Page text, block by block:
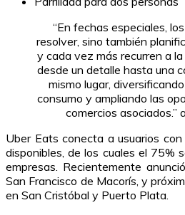
“En fechas especiales,
resolver, sino también
y cada vez más recurren a
desde un detalle hasta una
mismo lugar,
consumo y ampliando las
comercios asociados.”
Uber Eats conecta a usuarios
disponibles, de los cuales el 75%
empresas. Recientemente
San Francisco de Macorís, y
en San Cristóbal y Puerto Plata.